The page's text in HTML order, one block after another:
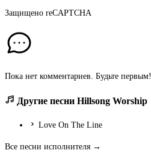
Защищено reCAPTCHA
Пока нет комментариев. Будьте первым!
Другие песни Hillsong Worship
Love On The Line
Все песни исполнителя →